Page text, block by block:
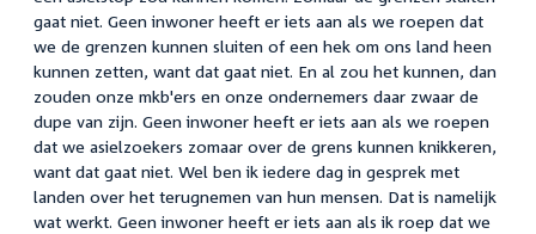
gaat niet. Geen inwoner heeft er iets aan als we roepen dat
we de grenzen kunnen sluiten of een hek om ons land heen
kunnen zetten, want dat gaat niet. En al zou het kunnen, dan
zouden onze mkb'ers en onze ondernemers daar zwaar de
dupe van zijn. Geen inwoner heeft er iets aan als we roepen
dat we asielzoekers zomaar over de grens kunnen knikkeren,
want dat gaat niet. Wel ben ik iedere dag in gesprek met
landen over het terugnemen van hun mensen. Dat is namelijk
wat werkt. Geen inwoner heeft er iets aan als ik roep dat we